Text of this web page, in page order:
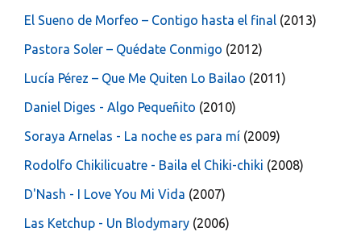
El Sueno de Morfeo – Contigo hasta el final (2013)
Pastora Soler – Quédate Conmigo (2012)
Lucía Pérez – Que Me Quiten Lo Bailao (2011)
Daniel Diges - Algo Pequeñito (2010)
Soraya Arnelas - La noche es para mí (2009)
Rodolfo Chikilicuatre - Baila el Chiki-chiki (2008)
D'Nash - I Love You Mi Vida (2007)
Las Ketchup - Un Blodymary (2006)